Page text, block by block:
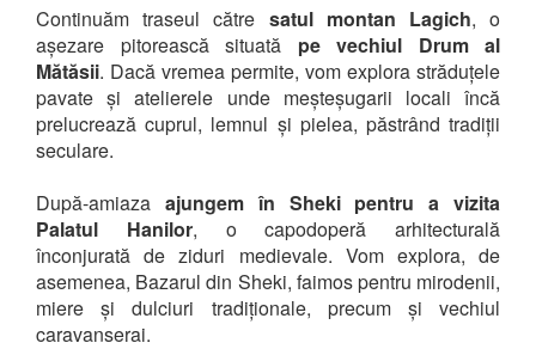
Continuăm traseul către satul montan Lagich, o
așezare pitorească situată pe vechiul Drum al
Mătăsii. Dacă vremea permite, vom explora străduțele
pavate și atelierele unde meșteșugarii locali încă
prelucrează cuprul, lemnul și pielea, păstrând tradiții
seculare.
După-amiaza ajungem în Sheki pentru a vizita
Palatul Hanilor, o capodoperă arhitecturală
înconjurată de ziduri medievale. Vom explora, de
asemenea, Bazarul din Sheki, faimos pentru mirodenii,
miere și dulciuri tradiționale, precum și vechiul
caravanserai.